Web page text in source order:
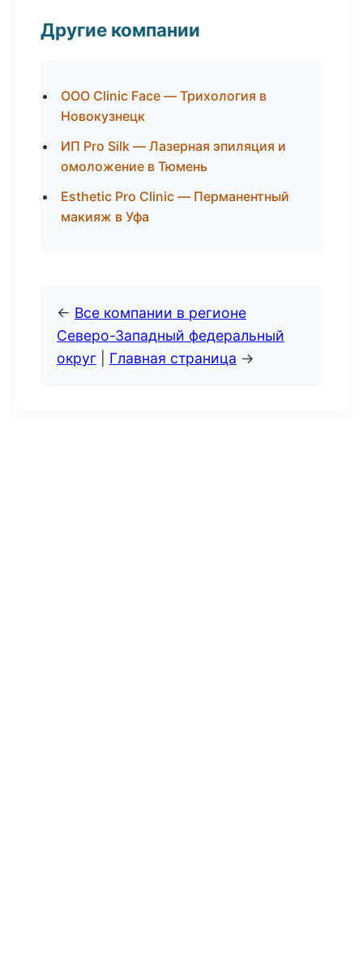
Другие компании
ООО Clinic Face — Трихология в
Новокузнецк
ИП Pro Silk — Лазерная эпиляция и
омоложение в Тюмень
Esthetic Pro Clinic — Перманентный
макияж в Уфа
← Все компании в регионе
Северо-Западный федеральный
округ
Главная страница →